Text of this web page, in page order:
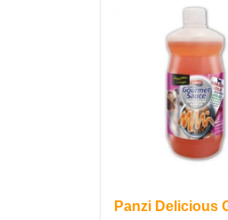
Panzi Delicious